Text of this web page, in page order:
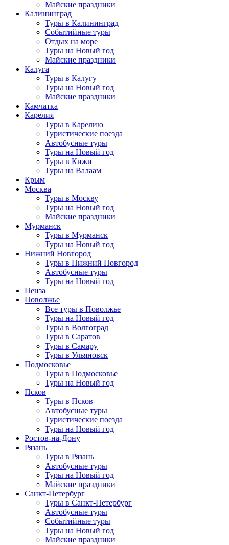
Майские праздники
Калининград
Туры в Калининград
Событийные туры
Отдых на море
Туры на Новый год
Майские праздники
Калуга
Туры в Калугу
Туры на Новый год
Майские праздники
Камчатка
Карелия
Туры в Карелию
Туристические поезда
Автобусные туры
Туры на Новый год
Туры в Кижи
Туры на Валаам
Крым
Москва
Туры в Москву
Туры на Новый год
Майские праздники
Мурманск
Туры в Мурманск
Туры на Новый год
Нижний Новгород
Туры в Нижний Новгород
Автобусные туры
Туры на Новый год
Пенза
Поволжье
Все туры в Поволжье
Туры на Новый год
Туры в Волгоград
Туры в Саратов
Туры в Самару
Туры в Ульяновск
Подмосковье
Туры в Подмосковье
Туры на Новый год
Псков
Туры в Псков
Автобусные туры
Туристические поезда
Туры на Новый год
Ростов-на-Дону
Рязань
Туры в Рязань
Автобусные туры
Туры на Новый год
Майские праздники
Санкт-Петербург
Туры в Санкт-Петербург
Автобусные туры
Событийные туры
Туры на Новый год
Майские праздники